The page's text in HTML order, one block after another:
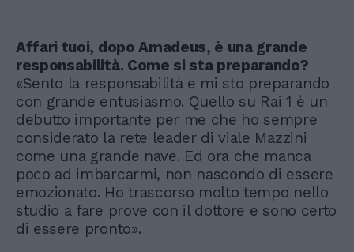
Affari tuoi, dopo Amadeus, è una grande
responsabilità. Come si sta preparando?
«Sento la responsabilità e mi sto preparando
con grande entusiasmo. Quello su Rai 1 è un
debutto importante per me che ho sempre
considerato la rete leader di viale Mazzini
come una grande nave. Ed ora che manca
poco ad imbarcarmi, non nascondo di essere
emozionato. Ho trascorso molto tempo nello
studio a fare prove con il dottore e sono certo
di essere pronto».